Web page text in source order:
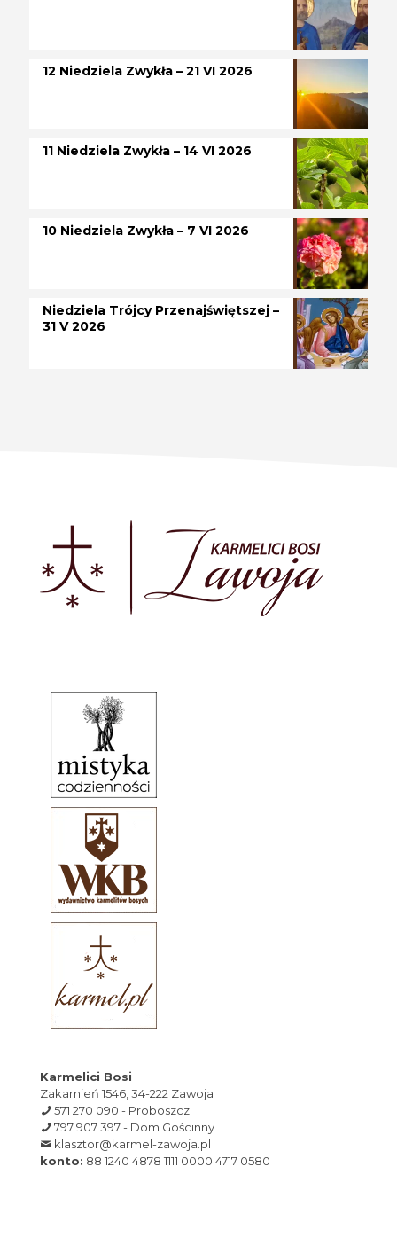
12 Niedziela Zwykła – 21 VI 2026
11 Niedziela Zwykła – 14 VI 2026
10 Niedziela Zwykła – 7 VI 2026
Niedziela Trójcy Przenajświętszej –
31 V 2026
Karmelici Bosi
Zakamień 1546, 34-222 Zawoja
571 270 090 - Proboszcz
797 907 397 - Dom Gościnny
klasztor@karmel-zawoja.pl
konto: 88 1240 4878 1111 0000 4717 0580